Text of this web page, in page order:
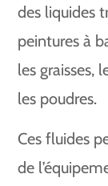
des liquides
peintures à
les graisses,
les poudres.
Ces fluides
de